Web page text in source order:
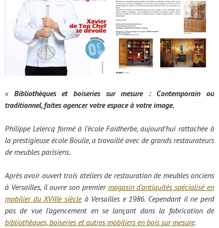
« Bibliothèques et boiseries sur mesure : Contemporain ou
traditionnel, faites agencer votre espace à votre image.
Philippe Lelercq formé à l’école Faidherbe, aujourd’hui rattachée à
la prestigieuse école Boulle, a travaillé avec de grands restaurateurs
de meubles parisiens.
Après avoir ouvert trois ateliers de restauration de meubles anciens
à Versailles, il ouvre son premier magasin d’antiquités spécialisé en
mobilier du XVIIIe siècleà Versailles e 1986. Cependant il ne perd
pas de vue l’agencement en se lançant dans la fabrication de
bibliothèques, boiseries et autres mobiliers en bois sur mesure.